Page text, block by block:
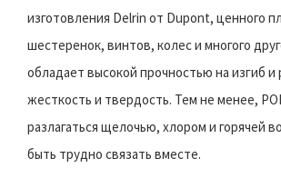
изготовления Delrin от Dupont, ценного
шестеренок, винтов, колес и многого
обладает высокой прочностью на изгиб и
жесткость и твердость. Тем не менее,
разлагаться щелочью, хлором и горячей
быть трудно связать вместе.